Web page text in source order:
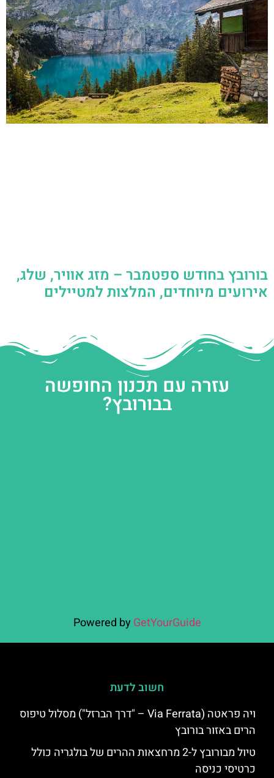
בורובץ בחודש ספטמבר – מזג אוויר, שלג,
אירועים מיוחדים, המלצות למטיילים
עזרה עם תכנון החופשה
בבורובץ?
Powered by GetYourGuide
חשוב לדעת
ויה פראטה (Via Ferrata – "דרך הברזל") מסלול טיפוס
הרים באזור בורובץ
טיול מבורובץ ל-2 מרחצאות ההרים של בולגריה כולל
כרטיסי כניסה